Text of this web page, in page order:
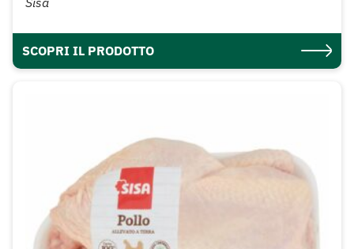
SCOPRI IL PRODOTTO